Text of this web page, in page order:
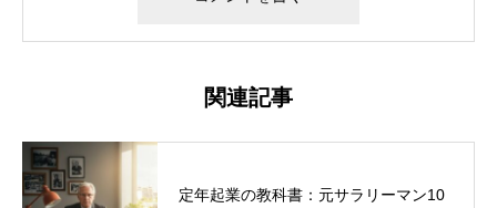
関連記事
定年起業の教科書：元サラリーマン10